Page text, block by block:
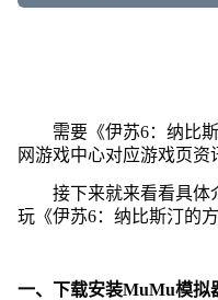
需要《伊苏6：纳比
网游戏中心对应游戏页资
接下来就来看看具体
玩《伊苏6：纳比斯汀的方
一、下载安装MuMu模拟